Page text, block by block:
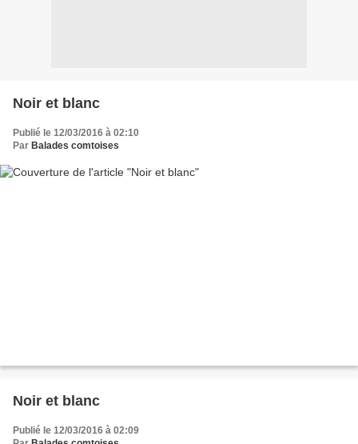
Noir et blanc
Publié le 12/03/2016 à 02:10
Par Balades comtoises
Noir et blanc
Publié le 12/03/2016 à 02:09